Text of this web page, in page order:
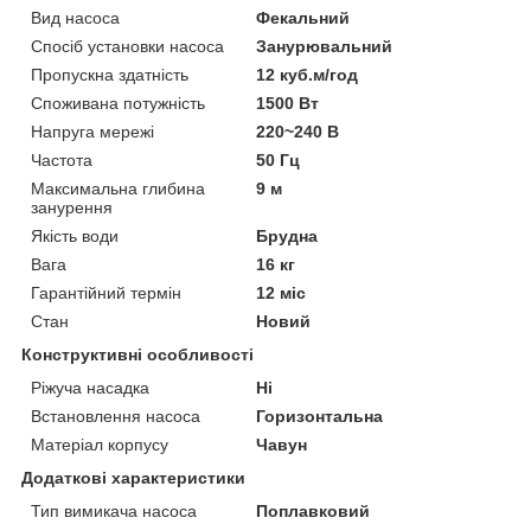
Вид насоса
Фекальний
Спосіб установки насоса
Занурювальний
Пропускна здатність
12 куб.м/год
Споживана потужність
1500 Вт
Напруга мережі
220~240 В
Частота
50 Гц
Максимальна глибина
занурення
9 м
Якість води
Брудна
Вага
16 кг
Гарантійний термін
12 міс
Стан
Новий
Конструктивні особливості
Ріжуча насадка
Ні
Встановлення насоса
Горизонтальна
Матеріал корпусу
Чавун
Додаткові характеристики
Тип вимикача насоса
Поплавковий